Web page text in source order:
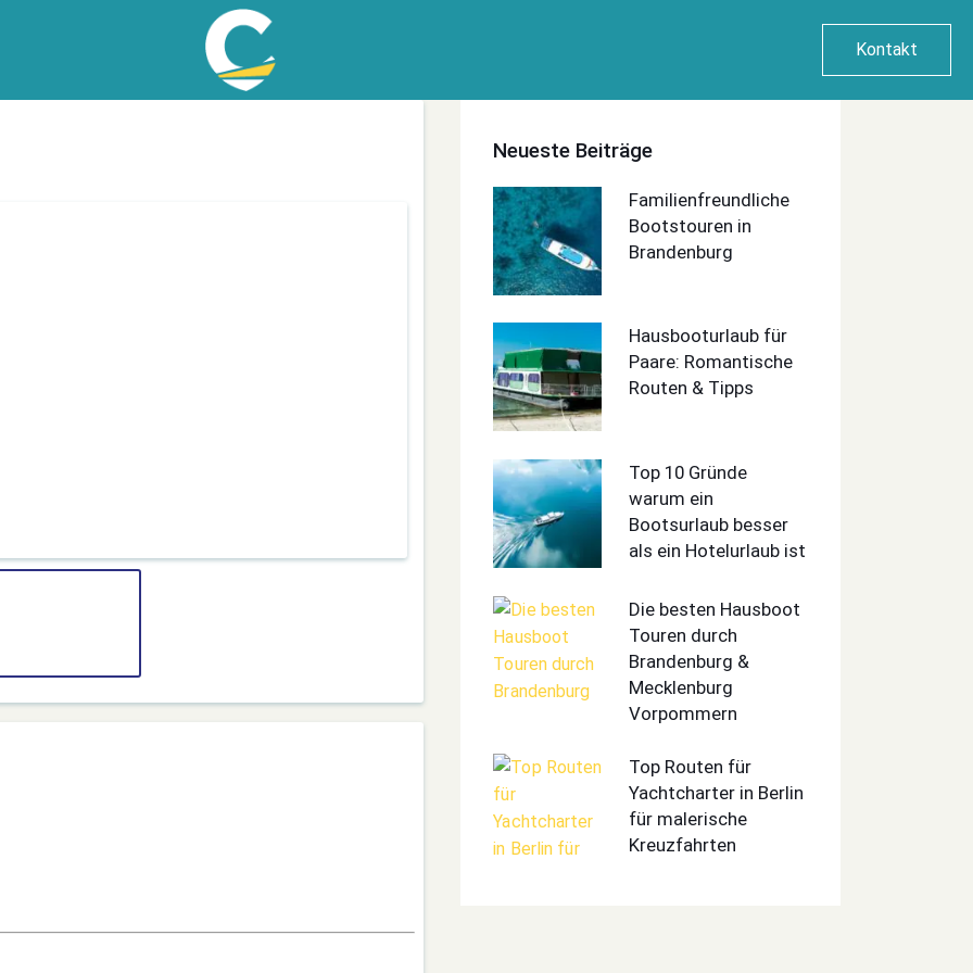
Kontakt
Neueste Beiträge
Familienfreundliche
Bootstouren in
Brandenburg
Hausbooturlaub für
Paare: Romantische
Routen & Tipps
Top 10 Gründe
warum ein
Bootsurlaub besser
als ein Hotelurlaub ist
Die besten Hausboot
Touren durch
Brandenburg &
Mecklenburg
Vorpommern
Top Routen für
Yachtcharter in Berlin
für malerische
Kreuzfahrten